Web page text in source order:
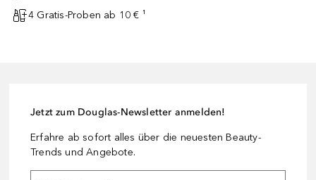
4 Gratis-Proben ab 10 € ¹
Jetzt zum Douglas-Newsletter anmelden!
Erfahre ab sofort alles über die neuesten Beauty-
Trends und Angebote.